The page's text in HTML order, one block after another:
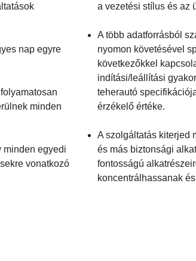
nap egyre
minden
minden egyedi
vonatkozó
a vezetési stílus és az
A több adatforrásból
nyomon követésével
következőkkel
indítási/leállítási
teherautó
érzékelő értéke.
A szolgáltatás kiterjed
és más biztonsági
fontosságú
koncentrálhassanak